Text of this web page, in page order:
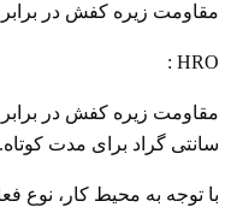
مقاومت زیره کفش در برابر
HRO :
سانتی گراد برای مدت کوتاه.
با توجه به محیط کار، نوع